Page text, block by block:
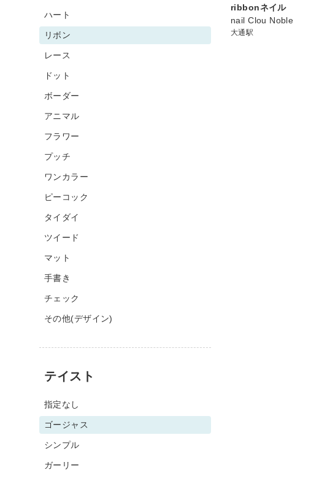
ribbonネイル
nail Clou Noble
大通駅
ハート
リボン
レース
ドット
ボーダー
アニマル
フラワー
プッチ
ワンカラー
ピーコック
タイダイ
ツイード
マット
手書き
チェック
その他(デザイン)
テイスト
指定なし
ゴージャス
シンプル
ガーリー